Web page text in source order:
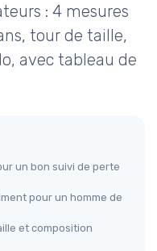
: 4 mesures
tour de taille,
avec tableau de
un bon suivi de perte
pour un homme de
et composition